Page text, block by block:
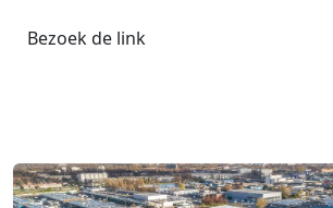
Bezoek de link